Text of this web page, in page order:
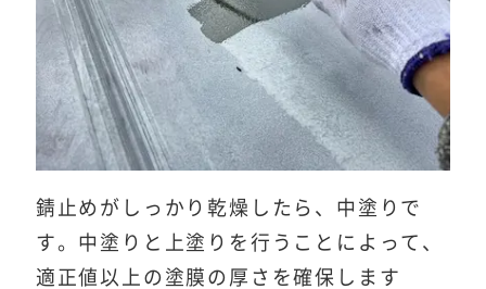
錆止めがしっかり乾燥したら、中塗りで
す。中塗りと上塗りを行うことによって、
適正値以上の塗膜の厚さを確保します